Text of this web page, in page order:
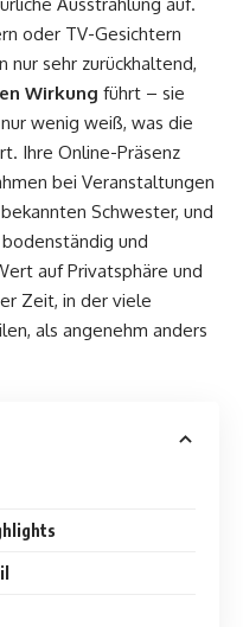
oder TV-Gesichtern
nur sehr zurückhaltend,
Wirkung führt – sie
wenig weiß, was die
Ihre Online-Präsenz
bei Veranstaltungen
Schwester, und
und
auf Privatsphäre und
Zeit, in der viele
als angenehm anders